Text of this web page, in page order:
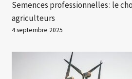
Semences professionnelles : le
agriculteurs
4 septembre 2025